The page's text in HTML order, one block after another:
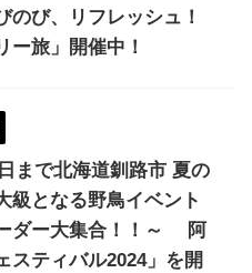
のび、リフレッシュ！
ー旅」開催中！
まで北海道釧路市 夏の
級となる野鳥イベント
ダー大集合！！～ 阿
スティバル2024」を開